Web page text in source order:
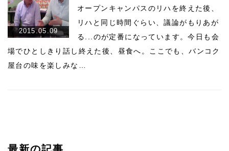
2015.05.09
オープンキャンパスのリハを終えた後、
リハと同じ時間ぐらい、議論がもりあが
る...のが定番になっています。今日も会
場でひとしきり話し終えた後、昼食へ。ここでも、バンコク
屋台の味を楽しみな…